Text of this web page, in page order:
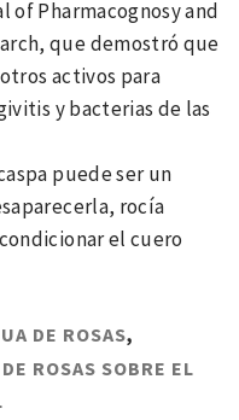
Pharmacognosy and
que demostró que
activos para
y bacterias de las
puede ser un
rocía
el cuero
DE ROSAS,
ROSAS SOBRE EL